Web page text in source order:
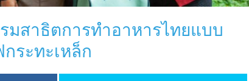
มสาธิตการทำอาหารไทยแบบ
ระทะเหล็ก